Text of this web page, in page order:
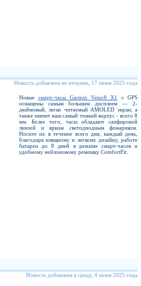
Новость добавлена во вторник, 17 июня 2025 года
Новыесмарт-часы Garmin Venu® X1
с GPS
оснащены самым большим дисплеем — 2-
дюймовый, легко читаемый AMOLED экран, а
также имеют наш самый тонкий корпус - всего 8
мм. Более того, часы обладают сапфировой
линзой и ярким светодиодным фонариком.
Носите их в течение всего дня, каждый день,
благодаря изящному и легкому дизайну, работе
батареи до 8 дней в режиме смарт-часов и
удобному нейлоновому ремешку ComfortFit.
Новость добавлена в среду, 4 июня 2025 года